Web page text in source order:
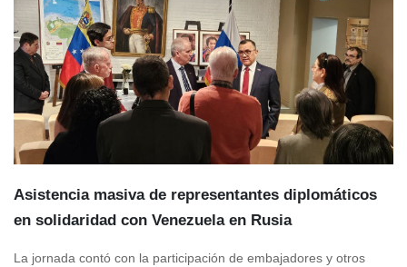
Asistencia masiva de representantes diplomáticos
en solidaridad con Venezuela en Rusia
La jornada contó con la participación de embajadores y otros